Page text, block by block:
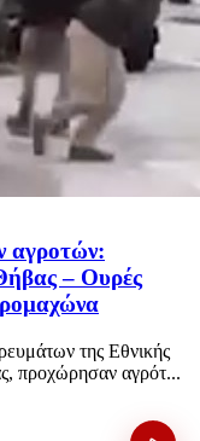
αγροτών:
– Ουρές
της Εθνικής
προχώρησαν αγρότ...